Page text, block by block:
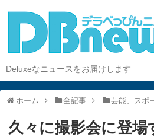
Deluxeなニュースをお届けします
ホーム 全記事 芸能、スポ
久々に撮影会に登場